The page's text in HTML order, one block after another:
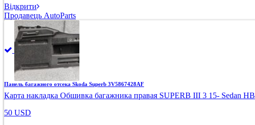
Відкрити
Продавець AutoParts
Панель багажного отсека Skoda Superb 3V5867428AF
Карта накладка Обшивка багажника правая SUPERB III 3 15- Sedan HB
50 USD